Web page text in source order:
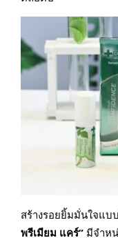
สร้างรอยยิ้มมั่นใจแ
พรีเมียม แคร์” มีจำห